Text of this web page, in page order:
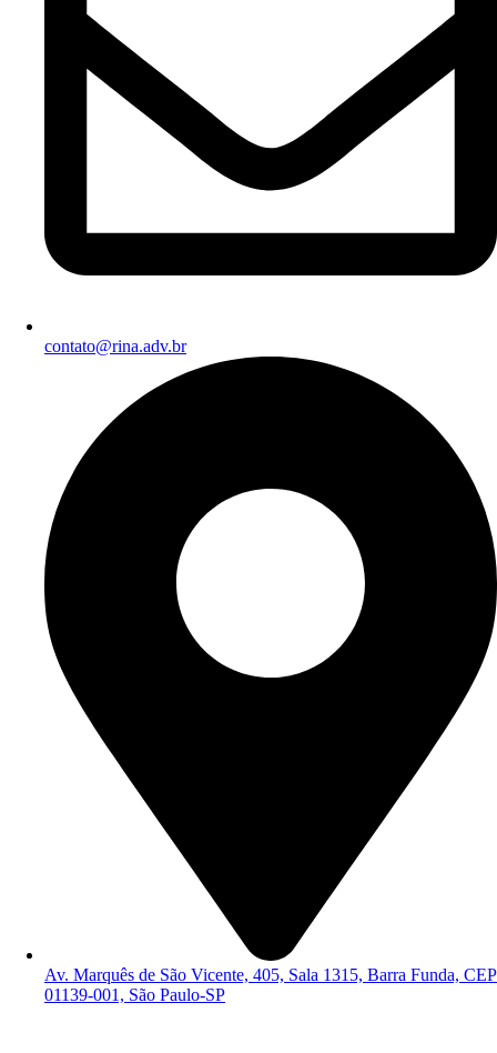
contato@rina.adv.br
Av. Marquês de São Vicente, 405, Sala 1315, Barra Funda, CEP
01139-001, São Paulo-SP